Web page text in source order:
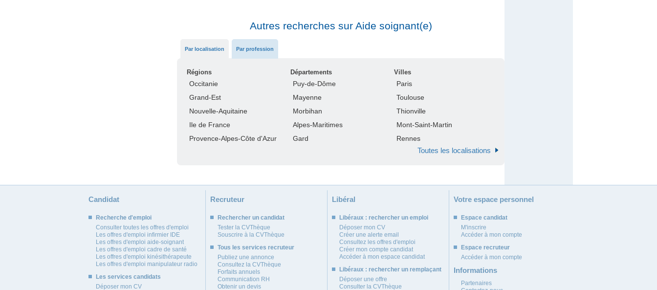
Autres recherches sur Aide soignant(e)
Par localisation Par profession
Régions Départements Villes
Occitanie Puy-de-Dôme
Paris
Grand-Est
Mayenne
Toulouse
Nouvelle-Aquitaine
Morbihan
Thionville
Ile de France
Alpes-Maritimes
Mont-Saint-Martin
Provence-Alpes-Côte d'Azur
Gard Rennes
Toutes les localisations
Candidat
Recherche d'emploi
Consulter toutes les offres d'emploi
Les offres d'emploi infirmier IDE
Les offres d'emploi aide-soignant
Les offres d'emploi cadre de santé
Les offres d'emploi kinésithérapeute
Les offres d'emploi manipulateur radio
Les services candidats
Déposer mon CV
Recruteur
Rechercher un candidat
Tester la CVThèque
Souscrire à la CVThèque
Tous les services recruteur
Publiez une annonce
Consultez la CVThèque
Forfaits annuels
Communication RH
Obtenir un devis
Libéral
Libéraux : rechercher un emploi
Déposer mon CV
Créer une alerte email
Consultez les offres d'emploi
Créer mon compte candidat
Accéder à mon espace candidat
Libéraux : rechercher un remplaçant
Déposer une offre
Consulter la CVThèque
Votre espace personnel
Espace candidat
M'inscrire
Accéder à mon compte
Espace recruteur
Accéder à mon compte
Informations
Partenaires